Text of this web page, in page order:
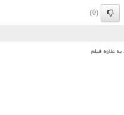
(0)
علاوه فیلم